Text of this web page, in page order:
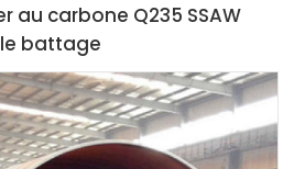
au carbone Q235 SSAW
battage